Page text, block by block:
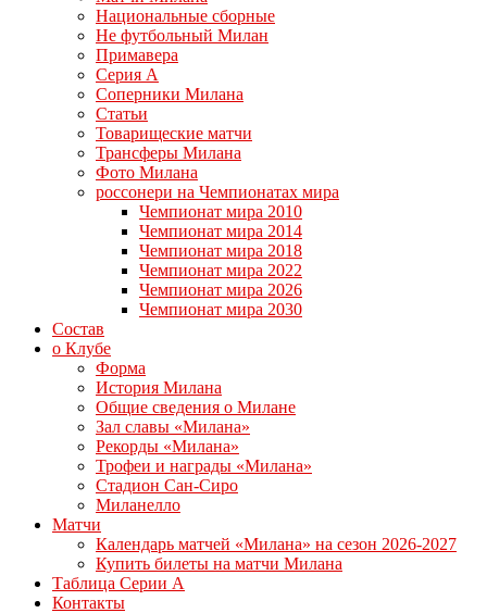
Национальные сборные
Не футбольный Милан
Примавера
Серия А
Соперники Милана
Статьи
Товарищеские матчи
Трансферы Милана
Фото Милана
россонери на Чемпионатах мира
Чемпионат мира 2010
Чемпионат мира 2014
Чемпионат мира 2018
Чемпионат мира 2022
Чемпионат мира 2026
Чемпионат мира 2030
Состав
о Клубе
Форма
История Милана
Общие сведения о Милане
Зал славы «Милана»
Рекорды «Милана»
Трофеи и награды «Милана»
Стадион Сан-Сиро
Миланелло
Матчи
Календарь матчей «Милана» на сезон 2026-2027
Купить билеты на матчи Милана
Таблица Серии А
Контакты